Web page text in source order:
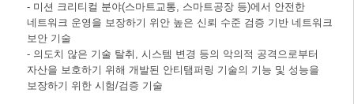
- 미션 크리티컬 분야(스마트교통, 스마트공장 등)에서 안전한
네트워크 운영을 보장하기 위안 높은 신뢰 수준 검증 기반 네트워크
보안 기술
- 의도치 않은 기술 탈취, 시스템 변경 등의 악의적 공격으로부터
자산을 보호하기 위해 개발된 안티탬퍼링 기술의 기능 및 성능을
보장하기 위한 시험/검증 기술